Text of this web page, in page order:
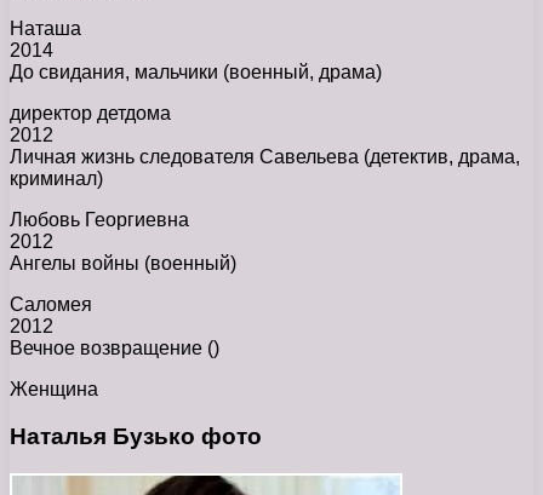
Наташа
2014
До свидания, мальчики (военный, драма)
директор детдома
2012
Личная жизнь следователя Савельева (детектив, драма,
криминал)
Любовь Георгиевна
2012
Ангелы войны (военный)
Саломея
2012
Вечное возвращение ()
Женщина
Наталья Бузько фото